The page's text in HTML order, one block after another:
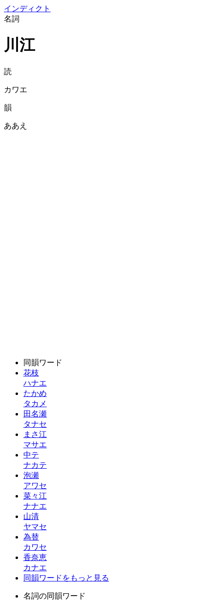
インディクト
名詞
川江
読
カワエ
韻
ああえ
同韻ワード
花枝
ハナエ
たかめ
タカメ
田名瀬
タナセ
まさ江
マサエ
中テ
ナカテ
泡瀬
アワセ
菜々江
ナナエ
山清
ヤマセ
為替
カワセ
香奈恵
カナエ
同韻ワードをもっと見る
名詞の同韻ワード